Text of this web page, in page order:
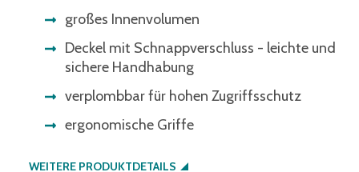
großes Innenvolumen
Deckel mit Schnappverschluss - leichte und
sichere Handhabung
verplombbar für hohen Zugriffsschutz
ergonomische Griffe
WEITERE PRODUKTDETAILS